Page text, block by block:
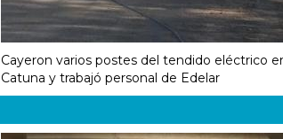
Cayeron varios postes del tendido eléctrico
Catuna y trabajó personal de Edelar